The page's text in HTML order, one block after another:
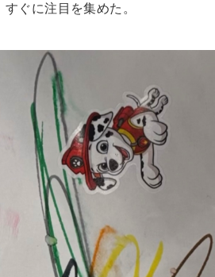
ぐに注目を集めた。